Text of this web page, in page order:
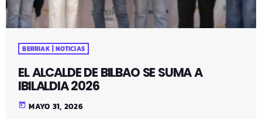
BERRIAK | NOTICIAS
EL ALCALDE DE BILBAO SE SUMA A
IBILALDIA 2026
today MAYO 31, 2026